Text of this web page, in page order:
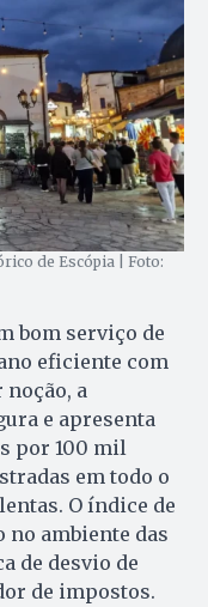
de Escópia | Foto:
bom serviço de
eficiente com
noção, a
e apresenta
por 100 mil
em todo o
O índice de
ambiente das
de desvio de
de impostos.